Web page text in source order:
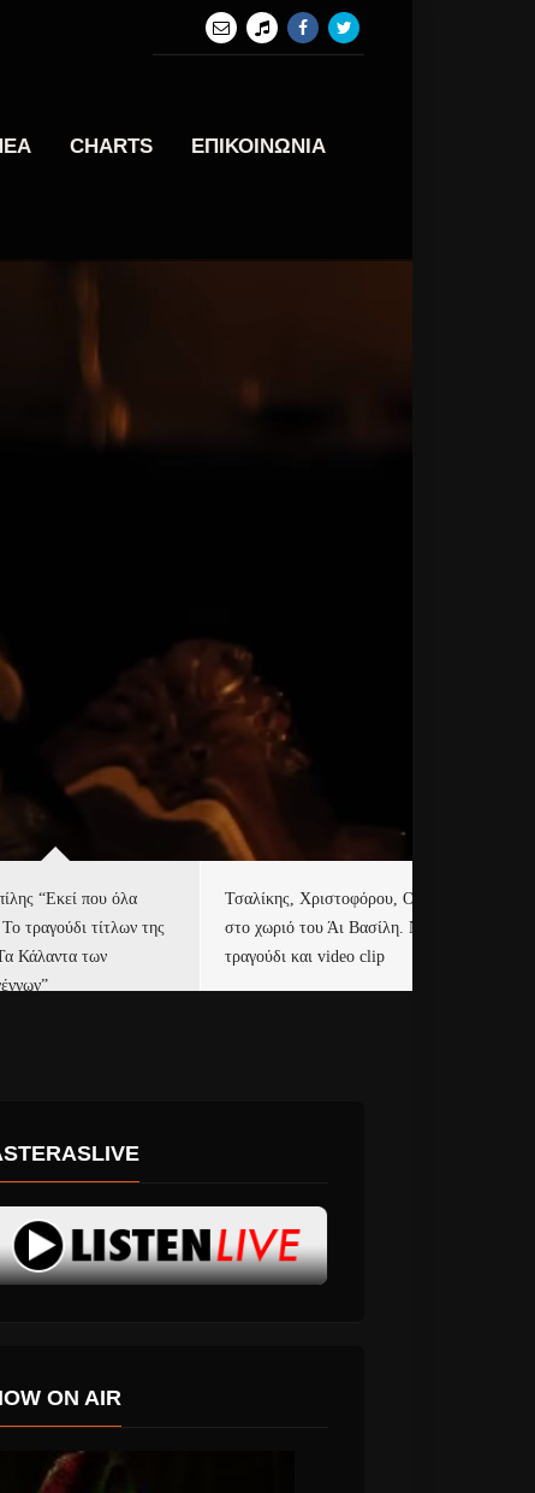
CHARTS ΕΠΙΚΟΙΝΩΝΙΑ
“Εκεί που όλα
Το τραγούδι τίτλων της
Κάλαντα των
Τσαλίκης, Χριστοφόρου, ONE
στο χωριό του Άι Βασίλη. Νέο
τραγούδι και video clip
ON AIR